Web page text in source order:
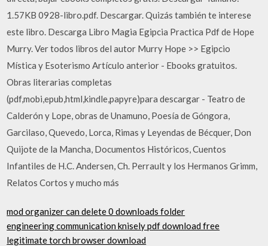
1.57KB 0928-libro.pdf. Descargar. Quizás también te interese
este libro. Descarga Libro Magia Egipcia Practica Pdf de Hope
Murry. Ver todos libros del autor Murry Hope >> Egipcio
Mística y Esoterismo Artículo anterior - Ebooks gratuitos.
Obras literarias completas
(pdf,mobi,epub,html,kindle,papyre)para descargar - Teatro de
Calderón y Lope, obras de Unamuno, Poesía de Góngora,
Garcilaso, Quevedo, Lorca, Rimas y Leyendas de Bécquer, Don
Quijote de la Mancha, Documentos Históricos, Cuentos
Infantiles de H.C. Andersen, Ch. Perrault y los Hermanos Grimm,
Relatos Cortos y mucho más
mod organizer can delete 0 downloads folder
engineering communication knisely pdf download free
legitimate torch browser download